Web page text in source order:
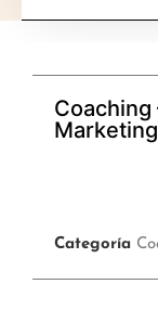
Coaching
Marketing
Categoría